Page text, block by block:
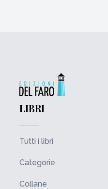
LIBRI
Tutti i libri
Categorie
Collane